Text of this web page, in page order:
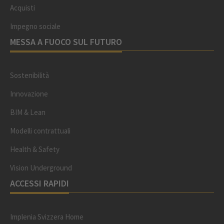
Acquisti
Impegno sociale
MESSA A FUOCO SUL FUTURO
Sostenibilità
Innovazione
BIM & Lean
Modelli contrattuali
Health & Safety
Vision Underground
ACCESSI RAPIDI
Implenia Svizzera Home